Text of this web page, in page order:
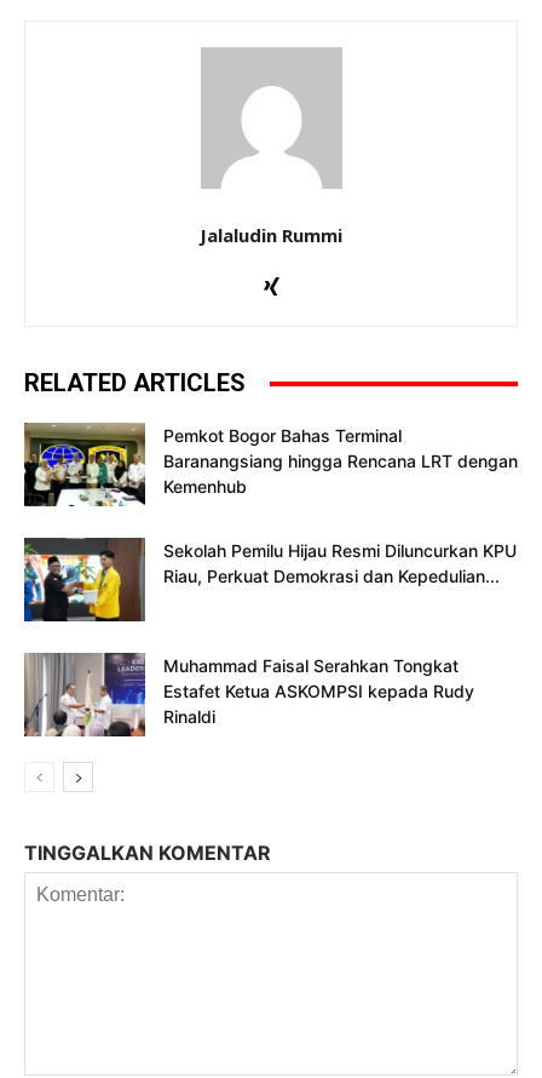
Jalaludin Rummi
RELATED ARTICLES
Pemkot Bogor Bahas Terminal
Baranangsiang hingga Rencana LRT dengan
Kemenhub
Sekolah Pemilu Hijau Resmi Diluncurkan KPU
Riau, Perkuat Demokrasi dan Kepedulian...
Muhammad Faisal Serahkan Tongkat
Estafet Ketua ASKOMPSI kepada Rudy
Rinaldi
TINGGALKAN KOMENTAR